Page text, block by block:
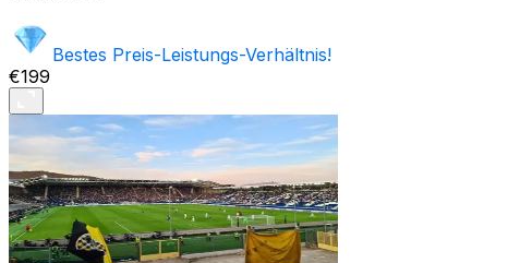
Bestes Preis-Leistungs-Verhältnis!
€199